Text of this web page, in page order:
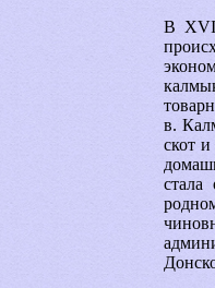
В
в.
скот
стала